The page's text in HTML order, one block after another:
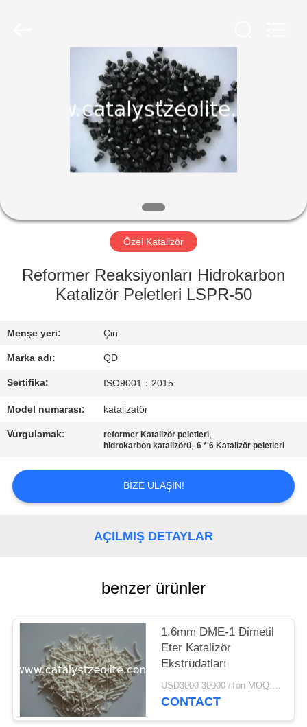
ÜRÜNLER
HAKKIMIZDA
FABRIKA
TURU
KALITE
KONTROL
BIZE
ULAŞIN
VAKALAR
SITE
HARITASI
Özel Katalizör
Reformer Reaksiyonları Hidrokarbon
Katalizör Peletleri LSPR-50
Menşe yeri: Çin
Marka adı: QD
Sertifika: ISO9001：2015
Model numarası: katalizatör
Vurgulamak: reformer Katalizör peletleri,
hidrokarbon katalizörü,6 * 6 Katalizör peletleri
BIZE ULAŞIN!
AÇILMIŞ DETAYLAR
benzer ürünler
1.6mm DME-1 Dimetil
Eter Katalizör
Ekstrüdatları
USD3000-30000 /Ton MOQ:1 kg
CONTACT